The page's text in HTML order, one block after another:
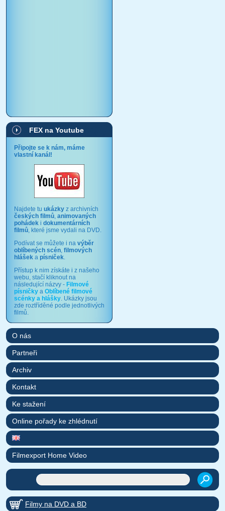
FEX na Youtube
Připojte se k nám, máme
vlastní kanál!
Najdete tu ukázky z archivních
českých filmů, animovaných
pohádek i dokumentárních
filmů, které jsme vydali na DVD.
Podívat se můžete i na výběr
oblíbených scén, filmových
hlášek a písniček.
Přístup k nim získáte i z našeho
webu, stačí kliknout na
následující názvy - Filmové
písničky a Oblíbené filmové
scénky a hlášky. Ukázky jsou
zde roztříděné podle jednotlivých
filmů.
O nás
Partneři
Archiv
Kontakt
Ke stažení
Online pořady ke zhlédnutí
Filmexport Home Video
Filmy na DVD a BD